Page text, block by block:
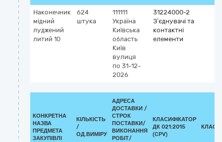
Наконечник
мідний
луджений
литий 10
624
штука
111111
Україна
Київська
область
Київ
вулиця
по 31-12-
2026
31224000-2
З’єднувачі та
контактні
елементи
КОНКРЕТНА
НАЗВА
ПРЕДМЕТА
ЗАКУПІВЛІ
КІЛЬКІСТЬ
/
ОД.ВИМІРУ
АДРЕСА
ДОСТАВКИ /
СТРОК
ПОСТАВКИ/
ВИКОНАННЯ
РОБІТ/
КЛАСИФІКАТОР
ДК 021:2015
(CPV)